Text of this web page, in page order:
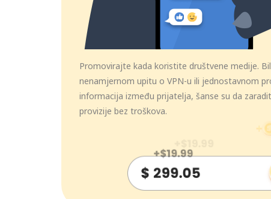
Promovirajte kada koristite društvene medije.
nenamjernom upitu o VPN-u ili jednostavnom
informacija između prijatelja, šanse su da
provizije bez troškova.